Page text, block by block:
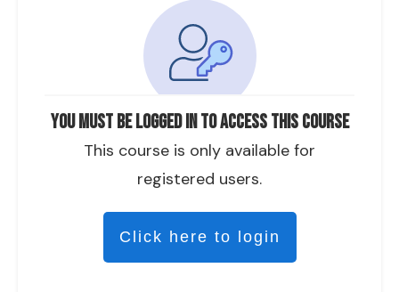
You must be logged in to access this course
This course is only available for
registered users.
Click here to login